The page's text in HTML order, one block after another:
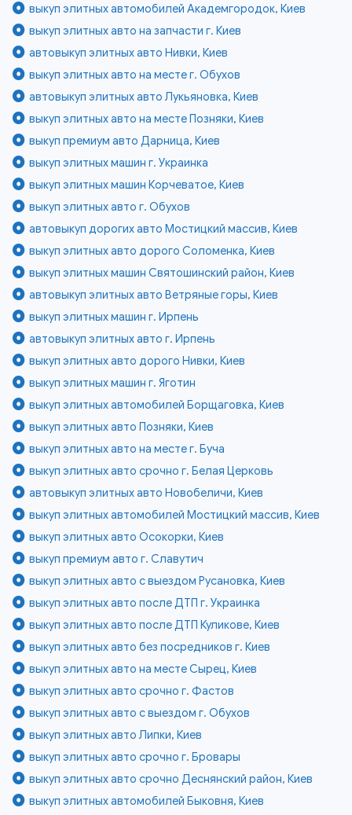
выкуп элитных автомобилей Академгородок, Киев
выкуп элитных авто на запчасти г. Киев
автовыкуп элитных авто Нивки, Киев
выкуп элитных авто на месте г. Обухов
автовыкуп элитных авто Лукьяновка, Киев
выкуп элитных авто на месте Позняки, Киев
выкуп премиум авто Дарница, Киев
выкуп элитных машин г. Украинка
выкуп элитных машин Корчеватое, Киев
выкуп элитных авто г. Обухов
автовыкуп дорогих авто Мостицкий массив, Киев
выкуп элитных авто дорого Соломенка, Киев
выкуп элитных машин Святошинский район, Киев
автовыкуп элитных авто Ветряные горы, Киев
выкуп элитных машин г. Ирпень
автовыкуп элитных авто г. Ирпень
выкуп элитных авто дорого Нивки, Киев
выкуп элитных машин г. Яготин
выкуп элитных автомобилей Борщаговка, Киев
выкуп элитных авто Позняки, Киев
выкуп элитных авто на месте г. Буча
выкуп элитных авто срочно г. Белая Церковь
автовыкуп элитных авто Новобеличи, Киев
выкуп элитных автомобилей Мостицкий массив, Киев
выкуп элитных авто Осокорки, Киев
выкуп премиум авто г. Славутич
выкуп элитных авто с выездом Русановка, Киев
выкуп элитных авто после ДТП г. Украинка
выкуп элитных авто после ДТП Куликове, Киев
выкуп элитных авто без посредников г. Киев
выкуп элитных авто на месте Сырец, Киев
выкуп элитных авто срочно г. Фастов
выкуп элитных авто с выездом г. Обухов
выкуп элитных авто Липки, Киев
выкуп элитных авто срочно г. Бровары
выкуп элитных авто срочно Деснянский район, Киев
выкуп элитных автомобилей Быковня, Киев